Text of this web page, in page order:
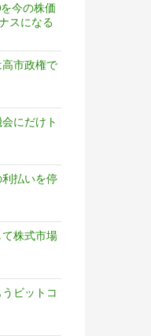
今の株価
スになる
市政権で
にだけト
払いを停
株式市場
ビットコ